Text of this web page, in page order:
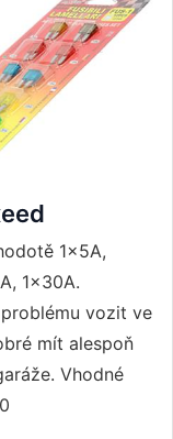
1x5A,
1x30A.
vozit ve
mít alespoň
Vhodné